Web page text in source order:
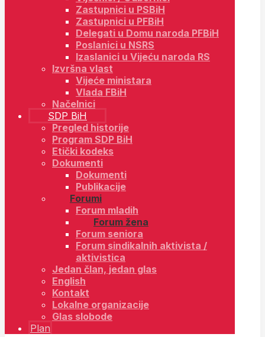
Zastupnici u PSBiH
Zastupnici u PFBiH
Delegati u Domu naroda PFBiH
Poslanici u NSRS
Izaslanici u Vijeću naroda RS
Izvršna vlast
Vijeće ministara
Vlada FBiH
Načelnici
SDP BiH
Pregled historije
Program SDP BiH
Etički kodeks
Dokumenti
Dokumenti
Publikacije
Forumi
Forum mladih
Forum žena
Forum seniora
Forum sindikalnih aktivista /
aktivistica
Jedan član, jedan glas
English
Kontakt
Lokalne organizacije
Glas slobode
Plan